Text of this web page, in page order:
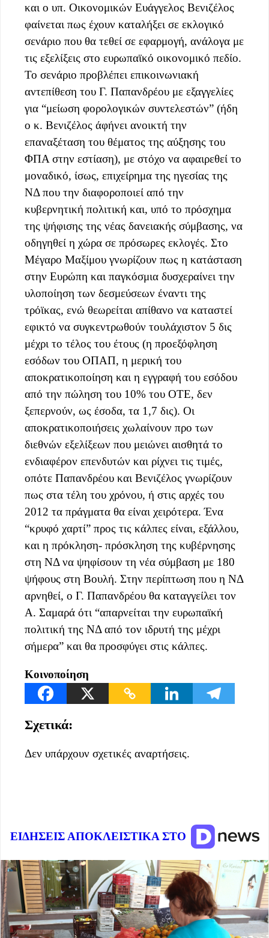
και ο υπ. Οικονομικών Ευάγγελος Βενιζέλος
φαίνεται πως έχουν καταλήξει σε εκλογικό
σενάριο που θα τεθεί σε εφαρμογή, ανάλογα με
τις εξελίξεις στο ευρωπαϊκό οικονομικό πεδίο.
Το σενάριο προβλέπει επικοινωνιακή
αντεπίθεση του Γ. Παπανδρέου με εξαγγελίες
για “μείωση φορολογικών συντελεστών” (ήδη
ο κ. Βενιζέλος άφήνει ανοικτή την
επαναξέταση του θέματος της αύξησης του
ΦΠΑ στην εστίαση), με στόχο να αφαιρεθεί το
μοναδικό, ίσως, επιχείρημα της ηγεσίας της
ΝΔ που την διαφοροποιεί από την
κυβερνητική πολιτική και, υπό το πρόσχημα
της ψήφισης της νέας δανειακής σύμβασης, να
οδηγηθεί η χώρα σε πρόσωρες εκλογές. Στο
Μέγαρο Μαξίμου γνωρίζουν πως η κατάσταση
στην Ευρώπη και παγκόσμια δυσχεραίνει την
υλοποίηση των δεσμεύσεων έναντι της
τρόϊκας, ενώ θεωρείται απίθανο να καταστεί
εφικτό να συγκεντρωθούν τουλάχιστον 5 δις
μέχρι το τέλος του έτους (η προεξόφληση
εσόδων του ΟΠΑΠ, η μερική του
αποκρατικοποίηση και η εγγραφή του εσόδου
από την πώληση του 10% του ΟΤΕ, δεν
ξεπερνούν, ως έσοδα, τα 1,7 δις). Οι
αποκρατικοποιήσεις χωλαίνουν προ των
διεθνών εξελίξεων που μειώνει αισθητά το
ενδιαφέρον επενδυτών και ρίχνει τις τιμές,
οπότε Παπανδρέου και Βενιζέλος γνωρίζουν
πως στα τέλη του χρόνου, ή στις αρχές του
2012 τα πράγματα θα είναι χειρότερα. Ένα
“κρυφό χαρτί” προς τις κάλπες είναι, εξάλλου,
και η πρόκληση- πρόσκληση της κυβέρνησης
στη ΝΔ να ψηφίσουν τη νέα σύμβαση με 180
ψήφους στη Βουλή. Στην περίπτωση που η ΝΔ
αρνηθεί, ο Γ. Παπανδρέου θα καταγγείλει τον
Α. Σαμαρά ότι “απαρνείται την ευρωπαϊκή
πολιτική της ΝΔ από τον ιδρυτή της μέχρι
σήμερα” και θα προσφύγει στις κάλπες.
Κοινοποίηση
Σχετικά:
Δεν υπάρχουν σχετικές αναρτήσεις.
ΕΙΔΗΣΕΙΣ ΑΠΟΚΛΕΙΣΤΙΚΑ ΣΤΟ